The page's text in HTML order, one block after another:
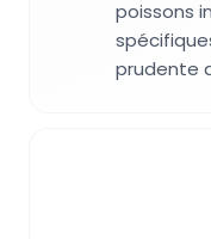
poissons
prudente